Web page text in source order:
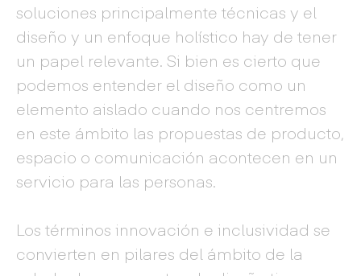
soluciones principalmente técnicas y el
diseño y un enfoque holístico hay de tener
un papel relevante. Si bien es cierto que
podemos entender el diseño como un
elemento aislado cuando nos centremos
en este ámbito las propuestas de producto,
espacio o comunicación acontecen en un
servicio para las personas.
Los términos innovación e inclusividad se
convierten en pilares del ámbito de la